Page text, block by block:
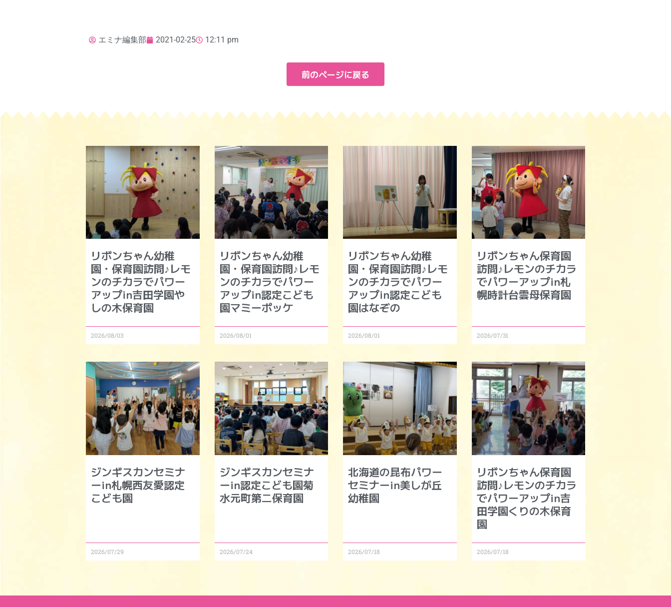
エミナ編集部 2021-02-25 12:11 pm
前のページに戻る
リボンちゃん幼稚
園・保育園訪問♪レモ
ンのチカラでパワー
アップin吉田学園や
しの木保育園
2026/08/03
リボンちゃん幼稚
園・保育園訪問♪レモ
ンのチカラでパワー
アップin認定こども
園マミーポッケ
2026/08/01
リボンちゃん幼稚
園・保育園訪問♪レモ
ンのチカラでパワー
アップin認定こども
園はなぞの
2026/08/01
リボンちゃん保育園
訪問♪レモンのチカラ
でパワーアップin札
幌時計台雲母保育園
2026/07/31
ジンギスカンセミナ
ーin札幌西友愛認定
こども園
2026/07/29
ジンギスカンセミナ
ーin認定こども園菊
水元町第二保育園
2026/07/24
北海道の昆布パワー
セミナーin美しが丘
幼稚園
2026/07/18
リボンちゃん保育園
訪問♪レモンのチカラ
でパワーアップin吉
田学園くりの木保育
園
2026/07/18